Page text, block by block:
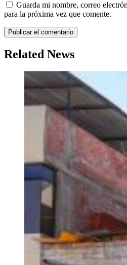
Guarda mi nombre, correo
para la próxima vez que comente.
Related News